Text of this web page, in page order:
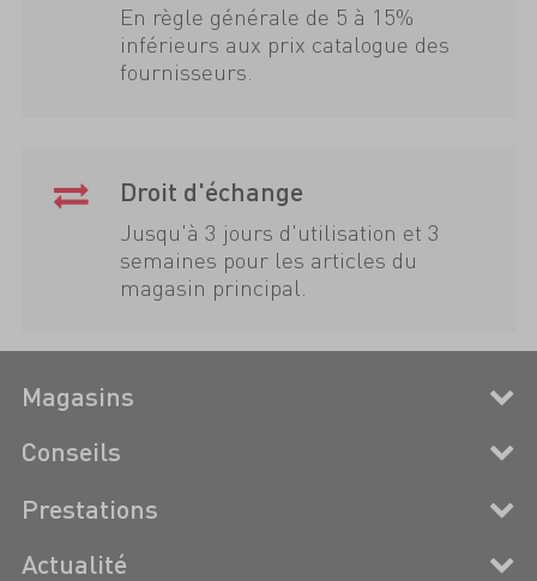
En règle générale de 5 à 15%
inférieurs aux prix catalogue des
fournisseurs.
Droit d'échange
Jusqu'à 3 jours d'utilisation et 3
semaines pour les articles du
magasin principal.
Magasins
Conseils
Prestations
Actualité